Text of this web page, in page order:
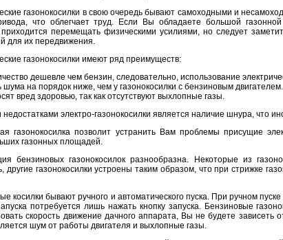
газонокосилки в свою очередь бывают самоходными и
что облегчает труд. Если Вы обладаете большой
приходится перемещать физическими усилиями, но следует
для их передвижения.
газонокосилки имеют ряд преимуществ:
дешевле чем бензин, следовательно, использование
шума на порядок ниже, чем у газонокосилки с бензиновым двигателем.
вред здоровью, так как отсутствуют выхлопные газы.
электро-газонокосилки является наличие шнура, что
газонокосилка позволит устранить Вам проблемы присущие
газонных площадей.
бензиновых газонокосилок разнообразна. Некоторые из
другие газонокосилки устроены таким образом, что при стрижке
косилки бывают ручного и автоматического пуска. При ручном
потребуется лишь нажать кнопку запуска. Бензиновые
скорость движение дачного аппарата, Вы не будете зависеть
шум от работы двигателя и выхлопные газы.